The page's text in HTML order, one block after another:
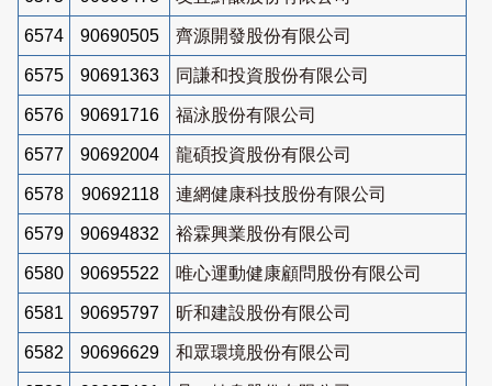
6574 90690505 齊源開發股份有限公司
6575 90691363 同謙和投資股份有限公司
6576 90691716 福泳股份有限公司
6577 90692004 龍碩投資股份有限公司
6578 90692118 連網健康科技股份有限公司
6579 90694832 裕霖興業股份有限公司
6580 90695522 唯心運動健康顧問股份有限公司
6581 90695797 昕和建設股份有限公司
6582 90696629 和眾環境股份有限公司